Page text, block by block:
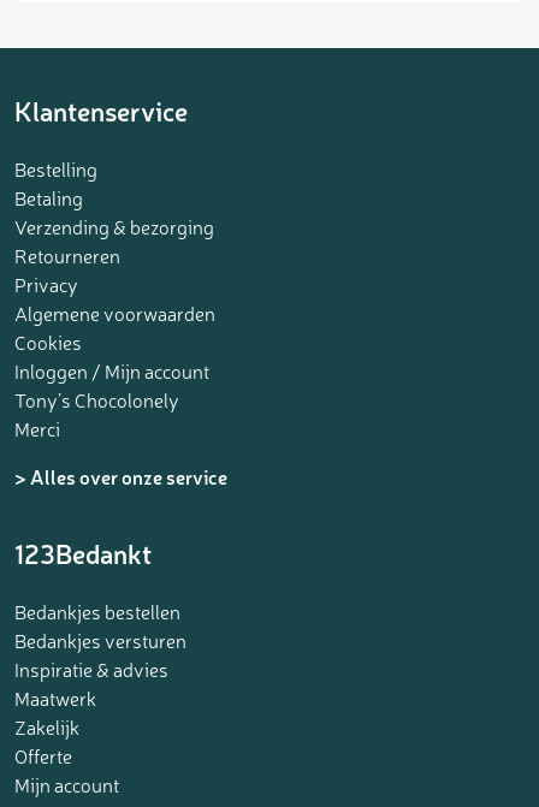
Klantenservice
Bestelling
Betaling
Verzending & bezorging
Retourneren
Privacy
Algemene voorwaarden
Cookies
Inloggen / Mijn account
Tony’s Chocolonely
Merci
> Alles over onze service
123Bedankt
Bedankjes bestellen
Bedankjes versturen
Inspiratie & advies
Maatwerk
Zakelijk
Offerte
Mijn account